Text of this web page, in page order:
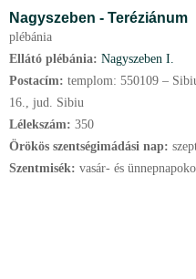
Nagyszeben - Teréziánum
plébánia
Ellátó plébánia: Nagyszeben I.
Postacím: templom: 550109 –
16., jud. Sibiu
Lélekszám: 350
Örökös szentségimádási nap:
Szentmisék: vasár- és